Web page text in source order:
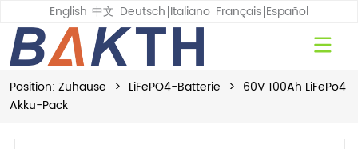
English 中文 Deutsch Italiano Français Español
Position: Zuhause > LiFePO4-Batterie > 60V 100Ah LiFePo4
Akku-Pack